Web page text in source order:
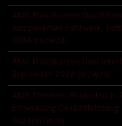
AMG Praktikanten
Komponenten Fahrwerk,
2026 (m/w/d)
AMG Praktikanten User
September 2026 (m/w/d)
AMG Steinbeis Studenten Jr.
Entwicklung
2026(m/w/d)